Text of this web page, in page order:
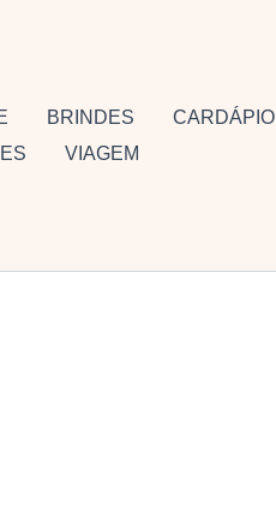
BRINDES CARDÁPIO
VIAGEM